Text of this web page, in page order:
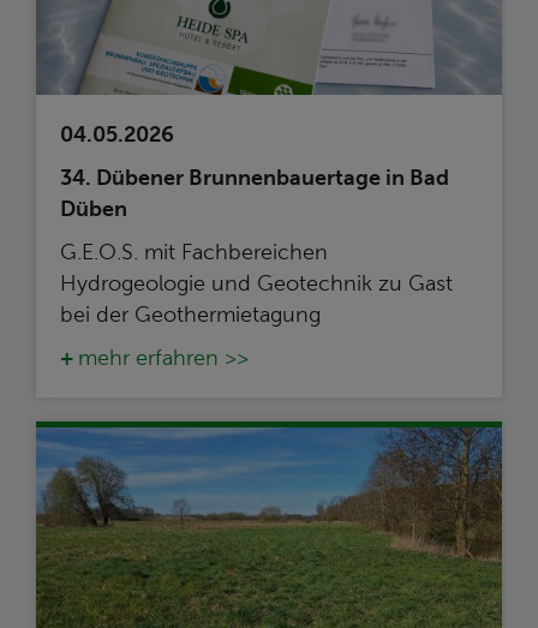
04.05.2026
34. Dübener Brunnenbauertage in Bad
Düben
G.E.O.S. mit Fachbereichen
Hydrogeologie und Geotechnik zu Gast
bei der Geothermietagung
mehr erfahren >>